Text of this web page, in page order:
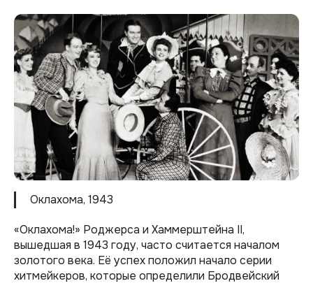
Оклахома, 1943
«Оклахома!» Роджерса и Хаммерштейна II,
вышедшая в 1943 году, часто считается началом
золотого века. Её успех положил начало серии
хитмейкеров, которые определили Бродвейский